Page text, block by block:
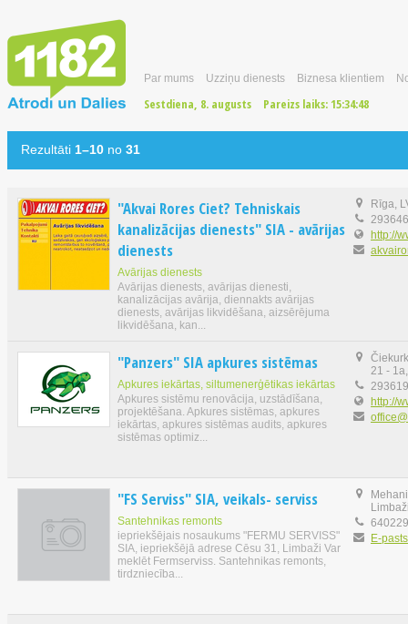
Par mums Uzziņu dienests Biznesa klientiem
Sestdiena, 8. augusts Pareizs laiks: 15:34:49
Rezultāti 1–10 no 31
"Akvai Rores Ciet? Tehniskais
kanalizācijas dienests" SIA - avārijas
dienests
Avārijas dienests
Avārijas dienests, avārijas dienesti,
kanalizācijas avārija, diennakts avārijas
dienests, avārijas likvidēšana, aizsērējuma
likvidēšana, kan...
Rīga,
http://
"Panzers" SIA apkures sistēmas
Apkures iekārtas, siltumenerģētikas iekārtas
Apkures sistēmu renovācija, uzstādīšana,
projektēšana. Apkures sistēmas, apkures
iekārtas, apkures sistēmas audits, apkures
sistēmas optimiz...
21 -
http://
"FS Serviss" SIA, veikals- serviss
Santehnikas remonts
iepriekšējais nosaukums "FERMU SERVISS"
SIA, iepriekšējā adrese Cēsu 31, Limbaži Var
meklēt Fermserviss. Santehnikas remonts,
tirdzniecība...
E-pasts